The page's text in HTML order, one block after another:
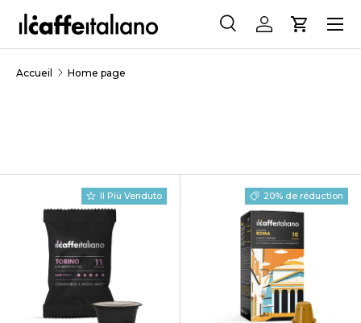
ALLER AU CONTENU
Recherche
RechercheSe connecter
Panier
Menu
Accueil Home page
Il Più Venduto 20% de réduction